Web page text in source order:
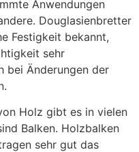
Anwendungen
Douglasienbretter
Festigkeit bekannt,
sehr
bei Änderungen der
Holz gibt es in vielen
Balken. Holzbalken
sehr gut das